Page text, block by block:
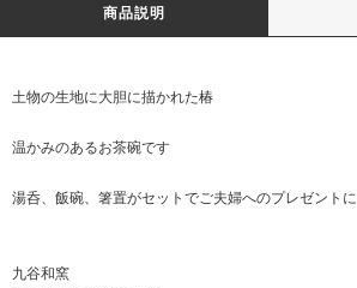
商品説明
土物の生地に大胆に描かれた椿
温かみのあるお茶碗です
湯呑、飯碗、箸置がセットでご夫婦へのプレゼントに
九谷和窯